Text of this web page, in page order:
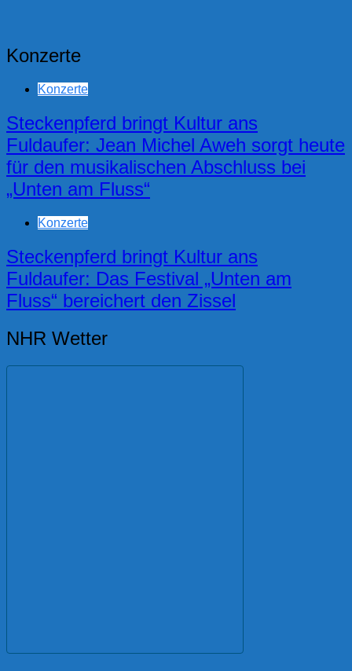
Konzerte
Konzerte
Steckenpferd bringt Kultur ans
Fuldaufer: Jean Michel Aweh sorgt heute
für den musikalischen Abschluss bei
„Unten am Fluss“
Konzerte
Steckenpferd bringt Kultur ans
Fuldaufer: Das Festival „Unten am
Fluss“ bereichert den Zissel
NHR Wetter